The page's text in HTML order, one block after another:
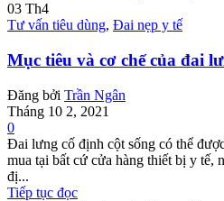
03 Th4
Tư vấn tiêu dùng, Đai nẹp y tế
Mục tiêu và cơ chế của đai
Đăng bởi Trần Ngân
Tháng 10 2, 2021
0
Đai lưng cố định cột sống có thể
mua tại bất cứ cửa hàng thiết bị y tế,
đị...
Tiếp tục đọc